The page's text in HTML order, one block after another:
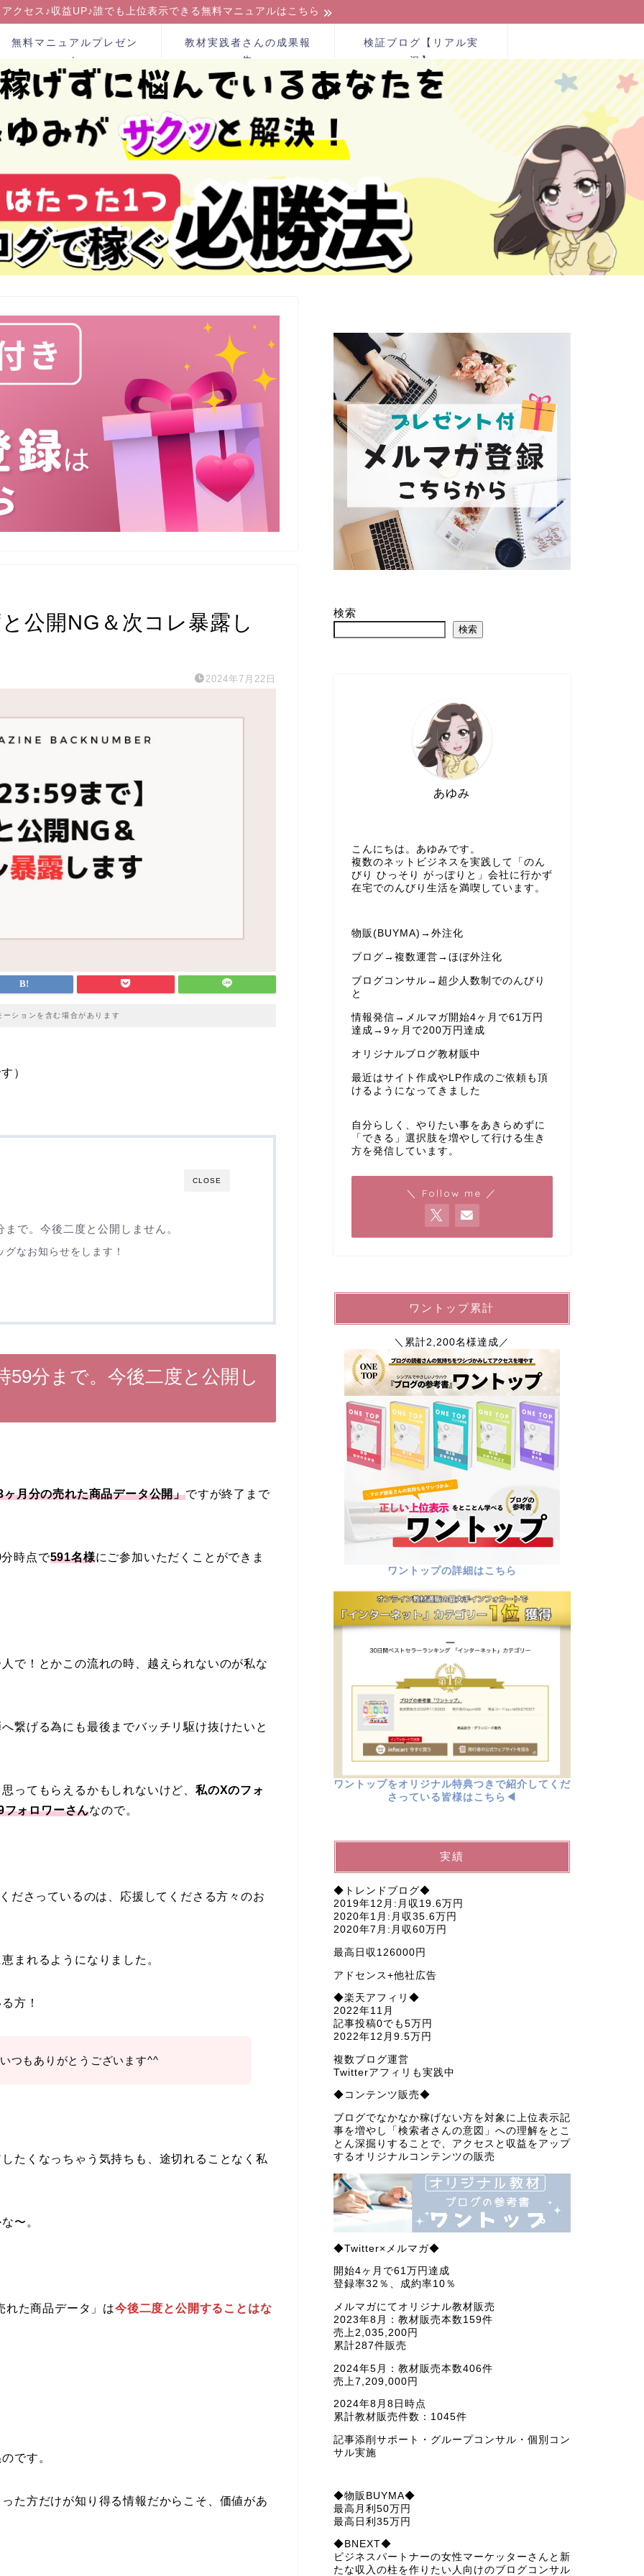
アクセス♪収益UP♪誰でも上位表示できる無料マニュアルはこちら
無料マニュアルプレゼン
ト
教材実践者さんの成果報
告
検証ブログ【リアル実
況】
公開NG＆次コレ暴露し
2024年7月22日
ーションを含む場合があります
）
CLOSE
で。今後二度と公開しません。
なお知らせをします！
59分まで。今後二度と公開し
ヶ月分の売れた商品データ公開」ですが終了まで
時点で591名様にご参加いただくことができま
で！とかこの流れの時、越えられないのが私な
繋げる為にも最後までバッチリ駆け抜けたいと
ってもらえるかもしれないけど、 私のXのフォ
フォロワーさんなので。
ださっているのは、応援してくださる方々のお
まれるようになりました。
方！
つもありがとうございます^^
たくなっちゃう気持ちも、途切れることなく私
〜。
れた商品データ」は今後二度と公開することはな
です。
た方だけが知り得る情報だからこそ、価値があ
検索
検索
あゆみ
こんにちは。あゆみです。
複数のネットビジネスを実践して「のん
びり ひっそり がっぽりと」会社に行かず
在宅でのんびり生活を満喫しています。
物販(BUYMA)→外注化
ブログ→複数運営→ほぼ外注化
ブログコンサル→超少人数制でのんびり
と
情報発信→メルマガ開始4ヶ月で61万円
達成→9ヶ月で200万円達成
オリジナルブログ教材販中
最近はサイト作成やLP作成のご依頼も頂
けるようになってきました
自分らしく、やりたい事をあきらめずに
「できる」選択肢を増やして行ける生き
方を発信しています。
＼ Follow me ／
ワントップ累計
＼累計2,200名様達成／
ワントップの詳細はこちら
ワントップをオリジナル特典つきで紹介してくだ
さっている皆様はこちら◀︎
実績
◆トレンドブログ◆
2019年12月:月収19.6万円
2020年1月:月収35.6万円
2020年7月:月収60万円
最高日収126000円
アドセンス+他社広告
◆楽天アフィリ◆
2022年11月
記事投稿0でも5万円
2022年12月9.5万円
複数ブログ運営
Twitterアフィリも実践中
◆コンテンツ販売◆
ブログでなかなか稼げない方を対象に上位表示記
事を増やし「検索者さんの意図」への理解をとこ
とん深掘りすることで、アクセスと収益をアップ
するオリジナルコンテンツの販売
◆Twitter×メルマガ◆
開始4ヶ月で61万円達成
登録率32％、成約率10％
メルマガにてオリジナル教材販売
2023年8月：教材販売本数159件
売上2,035,200円
累計287件販売
2024年5月：教材販売本数406件
売上7,209,000円
2024年8月8日時点
累計教材販売件数：1045件
記事添削サポート・グループコンサル・個別コン
サル実施
◆物販BUYMA◆
最高月利50万円
最高日利35万円
◆BNEXT◆
ビジネスパートナーの女性マーケッターさんと新
たな収入の柱を作りたい人向けのブログコンサル